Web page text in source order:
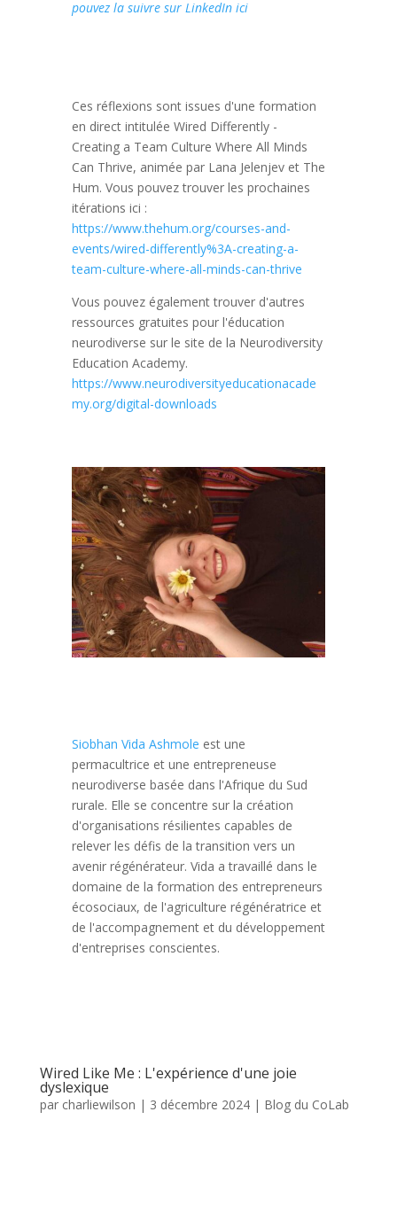
pouvez la suivre sur LinkedIn ici
Ces réflexions sont issues d'une formation
en direct intitulée Wired Differently -
Creating a Team Culture Where All Minds
Can Thrive, animée par Lana Jelenjev et The
Hum. Vous pouvez trouver les prochaines
itérations ici :
https://www.thehum.org/courses-and-
events/wired-differently%3A-creating-a-
team-culture-where-all-minds-can-thrive
Vous pouvez également trouver d'autres
ressources gratuites pour l'éducation
neurodiverse sur le site de la Neurodiversity
Education Academy.
https://www.neurodiversityeducationacade
my.org/digital-downloads
Siobhan Vida Ashmole est une
permacultrice et une entrepreneuse
neurodiverse basée dans l'Afrique du Sud
rurale. Elle se concentre sur la création
d'organisations résilientes capables de
relever les défis de la transition vers un
avenir régénérateur. Vida a travaillé dans le
domaine de la formation des entrepreneurs
écosociaux, de l'agriculture régénératrice et
de l'accompagnement et du développement
d'entreprises conscientes.
Wired Like Me : L'expérience d'une joie
dyslexique
par charliewilson | 3 décembre 2024| Blog du CoLab